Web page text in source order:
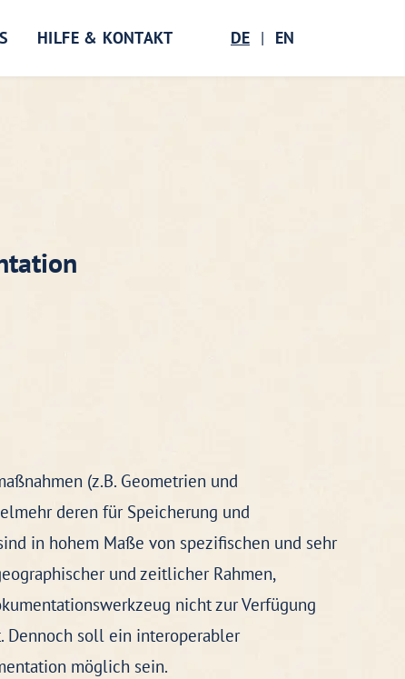
HILFE & KONTAKT DE | EN
(z.B. Geometrien und
deren für Speicherung und
in hohem Maße von spezifischen und sehr
und zeitlicher Rahmen,
nicht zur Verfügung
Dennoch soll ein interoperabler
möglich sein.